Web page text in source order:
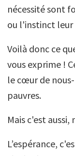
nécessité sont
ou l'instinct leur
Voilà donc ce
vous exprime !
le cœur de
pauvres.
Mais c'est
L’espérance,